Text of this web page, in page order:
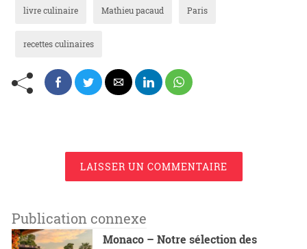
livre culinaire Mathieu pacaud Paris
recettes culinaires
LAISSER UN COMMENTAIRE
Publication connexe
Monaco – Notre sélection des